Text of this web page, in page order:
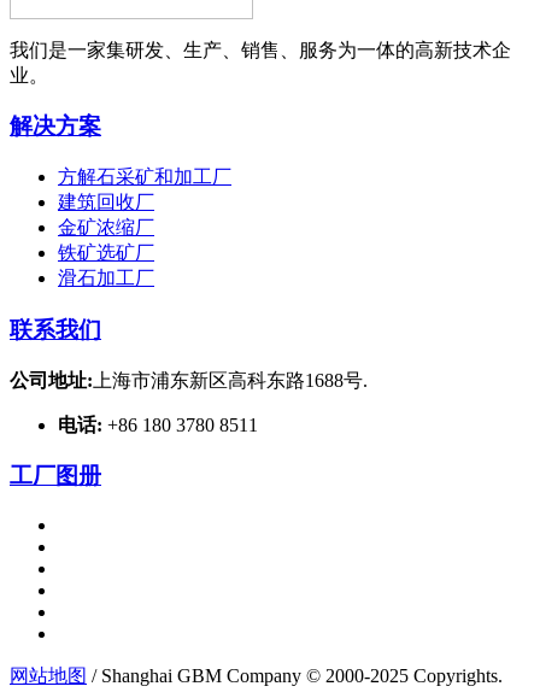
我们是一家集研发、生产、销售、服务为一体的高新技术企
业。
解决方案
方解石采矿和加工厂
建筑回收厂
金矿浓缩厂
铁矿选矿厂
滑石加工厂
联系我们
公司地址: 上海市浦东新区高科东路1688号.
电话: +86 180 3780 8511
工厂图册
网站地图 / Shanghai GBM Company © 2000-2025 Copyrights.